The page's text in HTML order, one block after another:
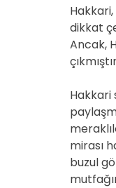
dikkat
Ancak,
Hakkari
mirası
buzul